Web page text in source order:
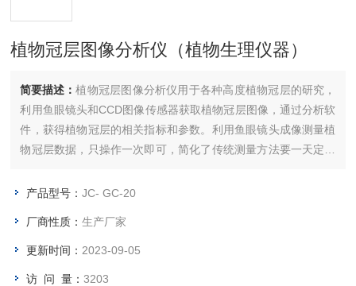
植物冠层图像分析仪（植物生理仪器）
简要描述：植物冠层图像分析仪用于各种高度植物冠层的研究，
利用鱼眼镜头和CCD图像传感器获取植物冠层图像，通过分析软
件，获得植物冠层的相关指标和参数。利用鱼眼镜头成像测量植
物冠层数据，只操作一次即可，简化了传统测量方法要一天定点
符合计算该冠层结构参数的冠层空隙部分，也可以躲开不符合测
产品型号：JC- GC-20
厂商性质：生产厂家
更新时间： 2023-09-05
访 问 量：3203